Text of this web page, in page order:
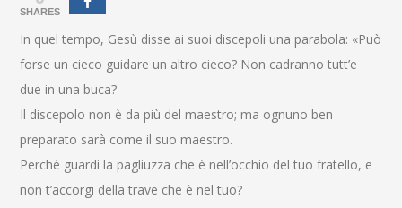
SHARES
In quel tempo, Gesù disse ai suoi discepoli una parabola: «Può
forse un cieco guidare un altro cieco? Non cadranno tutt’e
due in una buca?
Il discepolo non è da più del maestro; ma ognuno ben
preparato sarà come il suo maestro.
Perché guardi la pagliuzza che è nell’occhio del tuo fratello, e
non t’accorgi della trave che è nel tuo?